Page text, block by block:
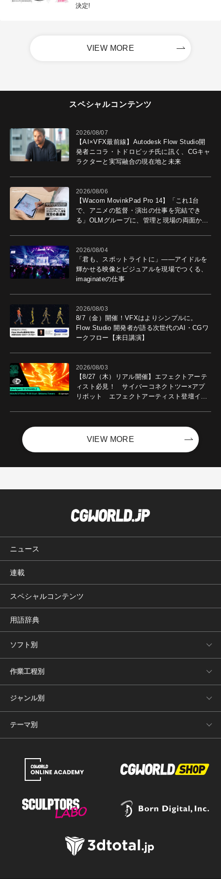
決定!
VIEW MORE
スペシャルコンテンツ
2026/08/07
【AI×VFX最前線】Autodesk Flow Studio開
発者ニコラ・トドロビッチ氏に訊く、CGキャ
ラクターと実写融合の現在地と未来
2026/08/06
【Wacom MovinkPad Pro 14】「これ1台
で、アニメの監督・演出の仕事を完結でき
る」OLMグループに、管理と現場の両面から
2026/08/04
「君も、スポットライトに」――アイドルを
輝かせる映像とビジュアルを現場でつくる、
imaginateの仕事
2026/08/03
8/7（金）開催！VFXはよりシンプルに。
Flow Studio 開発者が語る次世代のAI・CGワ
ークフロー【来日講演】
2026/08/03
【8/27（木）リアル開催】エフェクトアーテ
ィスト必見！ サイバーコネクトツー×アプ
リボット エフェクトアーティスト登壇イベ
VIEW MORE
ニュース
連載
スペシャルコンテンツ
用語辞典
ソフト別
作業工程別
ジャンル別
テーマ別